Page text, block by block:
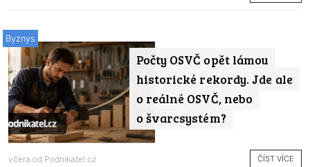
Počty OSVČ opět lámou
historické rekordy. Jde ale
o reálné OSVČ, nebo
o švarcsystém?
Byznys
včera od Podnikatel.cz ČÍST VÍCE